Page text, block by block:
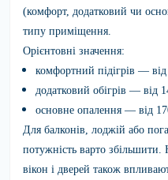
(комфорт, додатковий чи
типу приміщення.
Орієнтовні значення:
комфортний підігрів —
додатковий обігрів — від
основне опалення — від
Для балконів, лоджій або
потужність варто збільшити.
вікон і дверей також